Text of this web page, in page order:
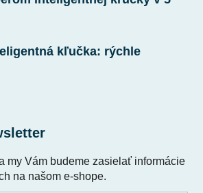
kľučka: rýchle
my Vám budeme zasielať informácie
na našom e-shope.